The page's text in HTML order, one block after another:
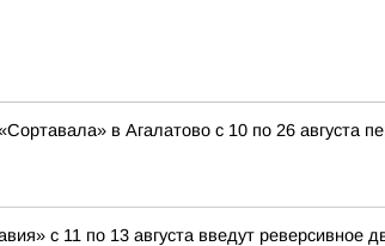
в Агалатово с 10 по 26 августа
с 11 по 13 августа введут реверсивное